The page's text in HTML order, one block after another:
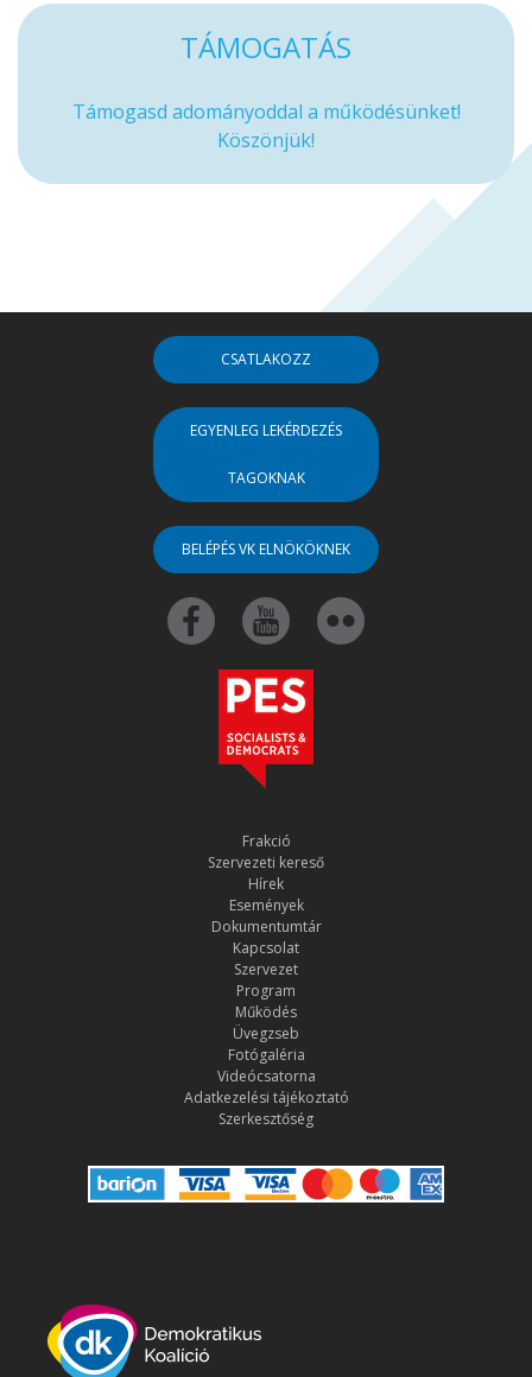
TÁMOGATÁS
Támogasd adományoddal a működésünket!
Köszönjük!
CSATLAKOZZ
EGYENLEG LEKÉRDEZÉS
TAGOKNAK
BELÉPÉS VK ELNÖKÖKNEK
Frakció
Szervezeti kereső
Hírek
Események
Dokumentumtár
Kapcsolat
Szervezet
Program
Működés
Üvegzseb
Fotógaléria
Videócsatorna
Adatkezelési tájékoztató
Szerkesztőség